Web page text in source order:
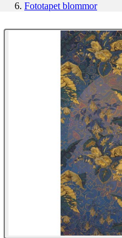
Fototapet blommor